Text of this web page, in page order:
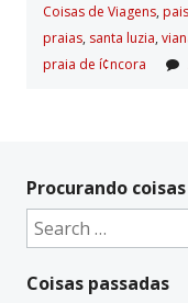
Coisas de Viagens,
praias, santa luzia,
praia de í¢ncora
Procurando coisas
Search
for:
Coisas passadas